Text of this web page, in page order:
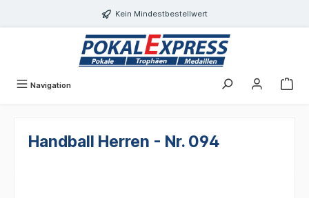
Kein Mindestbestellwert
Navigation
Handball Herren - Nr. 094